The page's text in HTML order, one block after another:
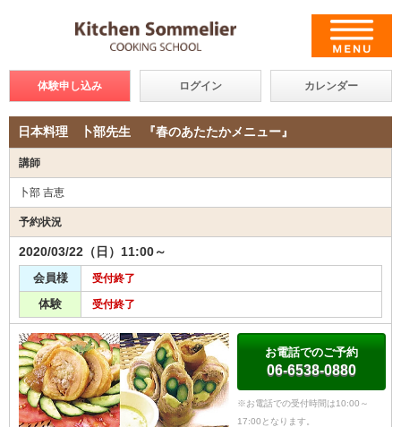
体験申し込み ログイン カレンダー
日本料理 卜部先生 『春のあたたかメニュー』
講師
卜部 吉恵
予約状況
2020/03/22（日）11:00～
会員様 受付終了
体験 受付終了
お電話でのご予約
06-6538-0880
※お電話での受付時間は10:00～
17:00となります。